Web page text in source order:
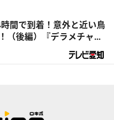
間で到着！意外と近い鳥
（後編）『デラメチャ気